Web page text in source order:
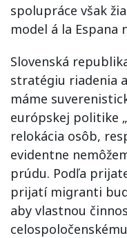
spolupráce však
model á la Espana
Slovenská
stratégiu riadenia
máme
európskej politike
relokácia osôb,
evidentne
prúdu. Podľa
prijatí migranti
aby vlastnou